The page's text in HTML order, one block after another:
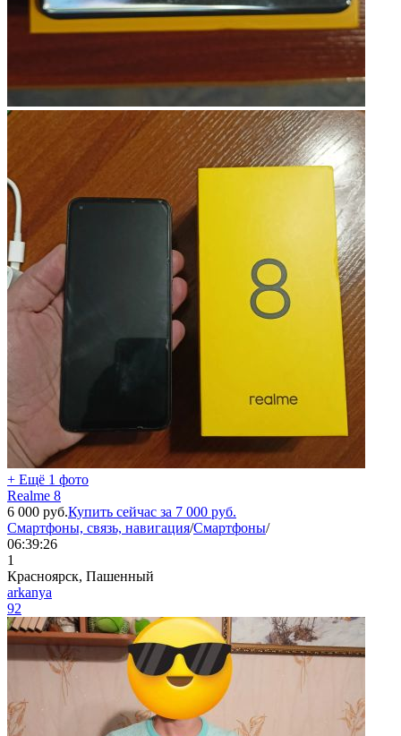
+ Ещё 1 фото
Realme 8
6 000 руб.Купить сейчас за 7 000 руб.
Смартфоны, связь, навигация/Смартфоны/
06:39:26
1
Красноярск, Пашенный
arkanya
92